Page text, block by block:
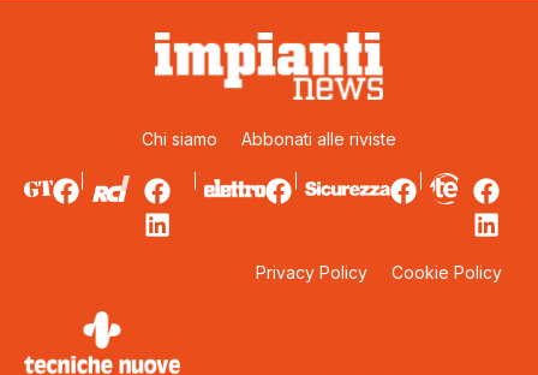
Chi siamo Abbonati alle riviste
Privacy Policy Cookie Policy